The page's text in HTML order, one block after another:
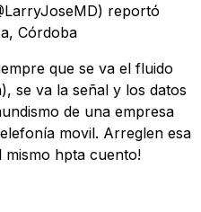
reportó
Córdoba
que se va el fluido
se va la señal y los datos
de una empresa
movil. Arreglen esa
mismo hpta cuento!